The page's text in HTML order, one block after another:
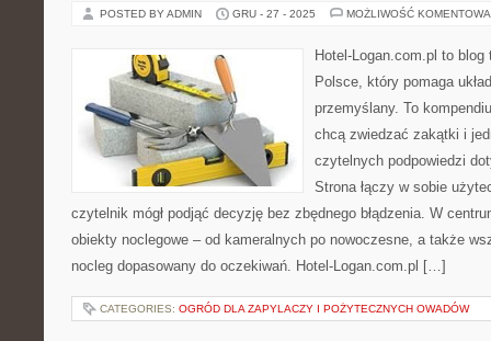
POSTED BY ADMIN GRU - 27 - 2025 MOŻLIWOŚĆ
Hotel-Logan.com.pl to
Polsce, który pomaga
przemyślany. To
chcą zwiedzać zakątki i
czytelnych podpowiedzi
Strona łączy w sobie
czytelnik mógł podjąć decyzję bez zbędnego błądzenia. W
obiekty noclegowe – od kameralnych po nowoczesne, a także
nocleg dopasowany do oczekiwań. Hotel-Logan.com.pl […]
CATEGORIES: OGRÓD DLA ZAPYLACZY I POŻYTECZNYCH OWADÓW